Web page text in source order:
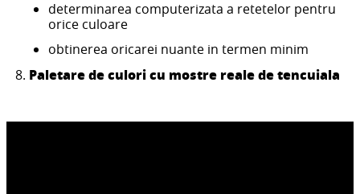
determinarea computerizata a retetelor pentru
orice culoare
obtinerea oricarei nuante in termen minim
Paletare de culori cu mostre reale de tencuiala